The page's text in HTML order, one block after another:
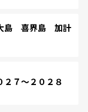
島 喜界島 加計
７～２０２８